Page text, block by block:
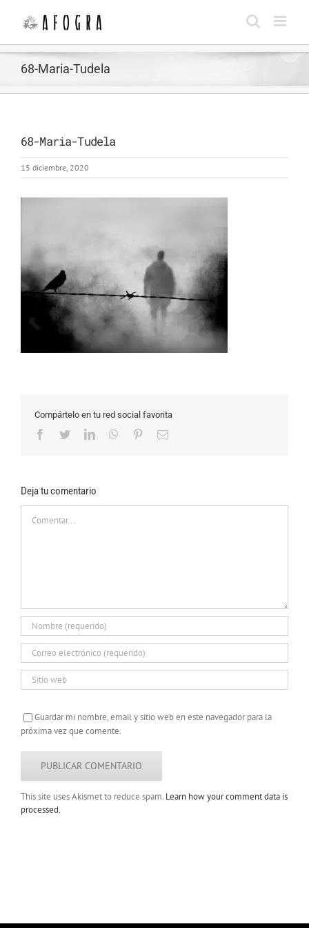
contenido
68-Maria-Tudela
68-Maria-Tudela
15 diciembre, 2020
Compártelo en tu red social favorita
Facebook
TwitterLinkedInWhatsApp
PinterestCorreo
Deja tu comentario
Guardar mi nombre, email y sitio web en este navegador para la
próxima vez que comente.
This site uses Akismet to reduce spam. Learn how your comment data is
processed.